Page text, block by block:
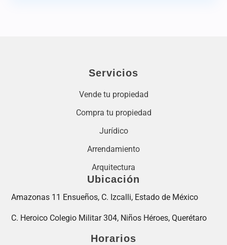
Servicios
Vende tu propiedad
Compra tu propiedad
Jurídico
Arrendamiento
Arquitectura
Ubicación
Amazonas 11 Ensueños, C. Izcalli, Estado de México
C. Heroico Colegio Militar 304, Niños Héroes, Querétaro
Horarios